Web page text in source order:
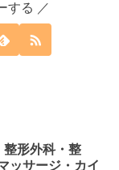
する ／
整形外科・整
ッサージ・カイ